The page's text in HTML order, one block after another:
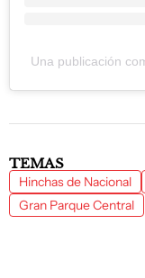
Una publicación
TEMAS
Hinchas de Nacional
Gran Parque Central